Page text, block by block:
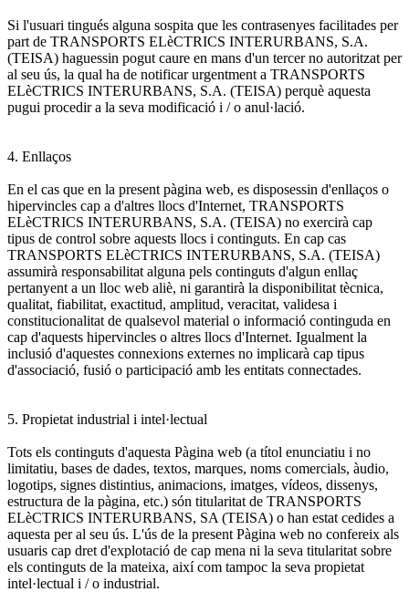
Si l'usuari tingués alguna sospita que les contrasenyes facilitades per
part de TRANSPORTS ELèCTRICS INTERURBANS, S.A.
(TEISA) haguessin pogut caure en mans d'un tercer no autoritzat per
al seu ús, la qual ha de notificar urgentment a TRANSPORTS
ELèCTRICS INTERURBANS, S.A. (TEISA) perquè aquesta
pugui procedir a la seva modificació i / o anul·lació.
4. Enllaços
En el cas que en la present pàgina web, es disposessin d'enllaços o
hipervincles cap a d'altres llocs d'Internet, TRANSPORTS
ELèCTRICS INTERURBANS, S.A. (TEISA) no exercirà cap
tipus de control sobre aquests llocs i continguts. En cap cas
TRANSPORTS ELèCTRICS INTERURBANS, S.A. (TEISA)
assumirà responsabilitat alguna pels continguts d'algun enllaç
pertanyent a un lloc web aliè, ni garantirà la disponibilitat tècnica,
qualitat, fiabilitat, exactitud, amplitud, veracitat, validesa i
constitucionalitat de qualsevol material o informació continguda en
cap d'aquests hipervincles o altres llocs d'Internet. Igualment la
inclusió d'aquestes connexions externes no implicarà cap tipus
d'associació, fusió o participació amb les entitats connectades.
5. Propietat industrial i intel·lectual
Tots els continguts d'aquesta Pàgina web (a títol enunciatiu i no
limitatiu, bases de dades, textos, marques, noms comercials, àudio,
logotips, signes distintius, animacions, imatges, vídeos, dissenys,
estructura de la pàgina, etc.) són titularitat de TRANSPORTS
ELèCTRICS INTERURBANS, SA (TEISA) o han estat cedides a
aquesta per al seu ús. L'ús de la present Pàgina web no confereix als
usuaris cap dret d'explotació de cap mena ni la seva titularitat sobre
els continguts de la mateixa, així com tampoc la seva propietat
intel·lectual i / o industrial.